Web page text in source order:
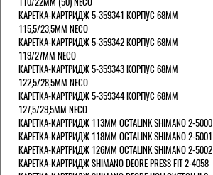
КАРЕТКА-КАРТРИДЖ 5-359341 КОРПУС 68ММ
115,5/23,5ММ NECO
КАРЕТКА-КАРТРИДЖ 5-359342 КОРПУС 68ММ
119/27ММ NECO
КАРЕТКА-КАРТРИДЖ 5-359343 КОРПУС 68ММ
122,5/28,5ММ NECO
КАРЕТКА-КАРТРИДЖ 5-359344 КОРПУС 68ММ
127,5/29,5ММ NECO
КАРЕТКА-КАРТРИДЖ 113ММ OCTALINK SHIMANO 2-5000
КАРЕТКА-КАРТРИДЖ 118ММ OCTALINK SHIMANO 2-5001
КАРЕТКА-КАРТРИДЖ 126ММ OCTALINK SHIMANO 2-5002
КАРЕТКА-КАРТРИДЖ SHIMANO DEORE PRESS FIT 2-4058